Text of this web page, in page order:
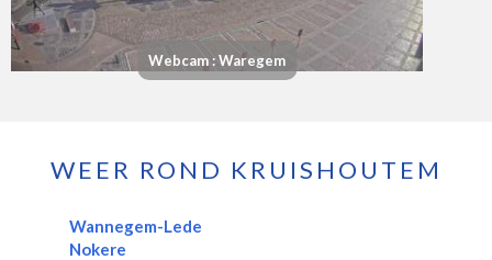
Webcam : Waregem
WEER ROND KRUISHOUTEM
Wannegem-Lede
Nokere